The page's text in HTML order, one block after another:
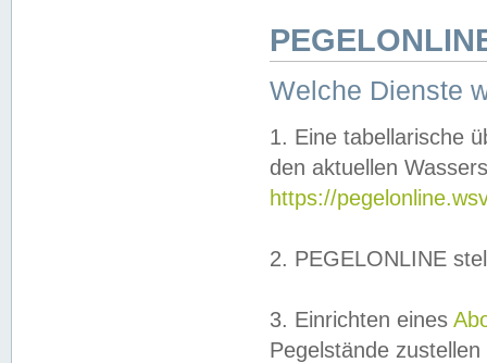
Welche Dienste
1. Eine tabellarische
den aktuellen
https://
2. PEGELONLINE
3. Einrichten eines
Pegelstände